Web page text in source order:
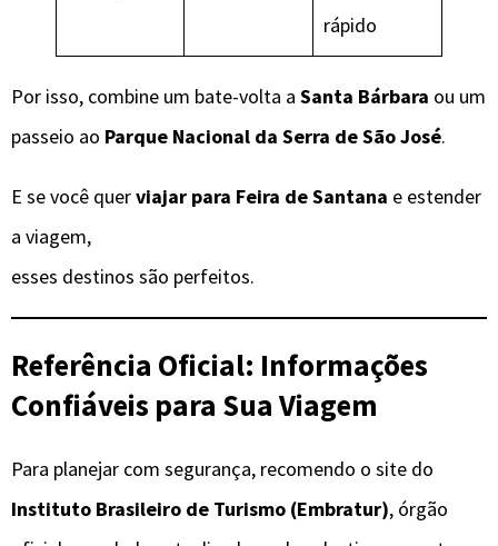
rápido
Por isso, combine um bate-volta a Santa Bárbara ou um
passeio ao Parque Nacional da Serra de São José.
E se você querviajar para Feira de Santana e estender
a viagem,
esses destinos são perfeitos.
Referência Oficial: Informações
Confiáveis para Sua Viagem
Para planejar com segurança, recomendo o site do
Instituto Brasileiro de Turismo (Embratur), órgão